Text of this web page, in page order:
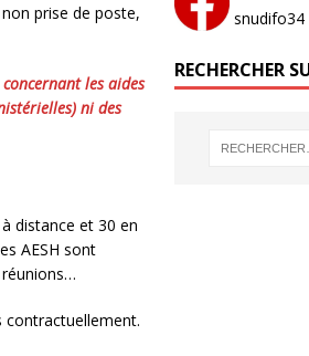
prise de poste,
les aides
ni des
distance et 30 en
AESH sont
contractuellement.
snudifo34
RECHERCHER